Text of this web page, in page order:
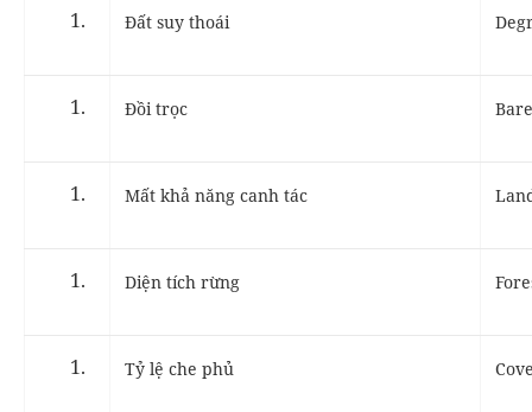
Đất suy thoái
Đồi trọc
Mất khả năng canh tác
Diện tích rừng
Tỷ lệ che phủ